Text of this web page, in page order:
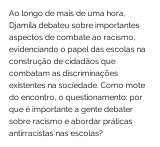
Ao longo de mais de uma hora,
Djamila debateu sobre importantes
aspectos de combate ao racismo,
evidenciando o papel das escolas na
construção de cidadãos que
combatam as discriminações
existentes na sociedade. Como mote
do encontro, o questionamento: por
que é importante a gente debater
sobre racismo e abordar práticas
antirracistas nas escolas?